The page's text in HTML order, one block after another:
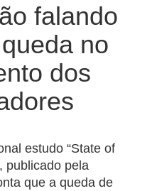
falando
no
dos
estudo “State of
publicado pela
que a queda de